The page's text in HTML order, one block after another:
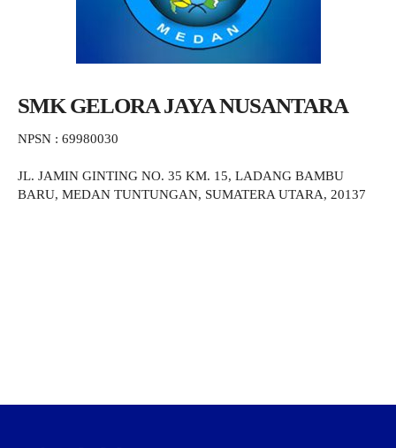
SMK GELORA JAYA NUSANTARA
NPSN : 69980030
JL. JAMIN GINTING NO. 35 KM. 15, LADANG BAMBU
BARU, MEDAN TUNTUNGAN, SUMATERA UTARA, 20137